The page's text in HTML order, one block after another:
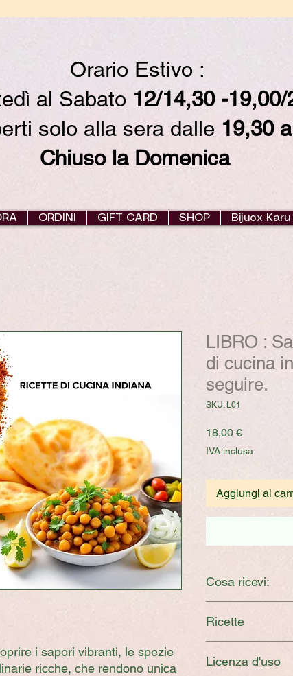
Orario Estivo :
al Sabato 12/14,30 -
solo alla sera dalle 19,30
Chiuso la Domenica
ORDINI GIFT CARD SHOP Bijuox
i sapori vibranti, le spezie
ricche, che rendono unica
LIBRO :
di cucina
seguire.
SKU: L01
18,00 €Prezzo
IVA inclusa
Aggiungi al
Cosa ricevi:
PDF: perfetto
che si adatta
Ricette
Pakora frittelle di
Licenza d'uso